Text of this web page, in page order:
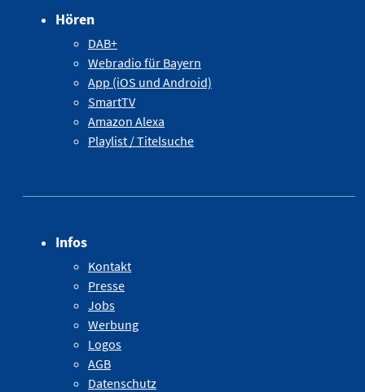
Hören
DAB+
Webradio für Bayern
App (iOS und Android)
SmartTV
Amazon Alexa
Playlist / Titelsuche
Infos
Kontakt
Presse
Jobs
Werbung
Logos
AGB
Datenschutz